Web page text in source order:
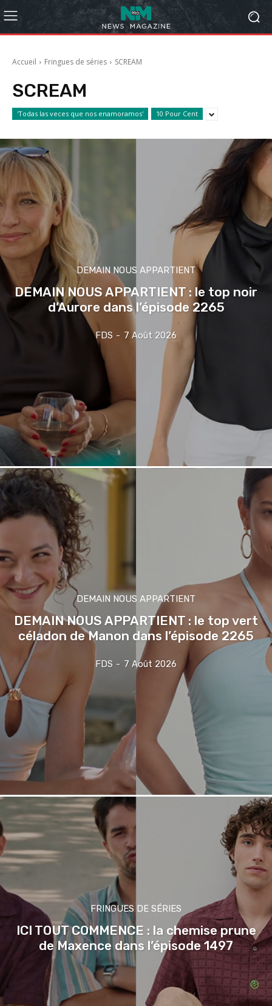
Accueil Fringues de séries SCREAM
SCREAM
'Todas las veces que nos enamoramos' 10 Pour Cent
DEMAIN NOUS APPARTIENT
DEMAIN NOUS APPARTIENT : le top noir
d’Aurore dans l’épisode 2265
FDS - 7 Août 2026
DEMAIN NOUS APPARTIENT
DEMAIN NOUS APPARTIENT : le top vert
céladon de Manon dans l’épisode 2265
FDS - 7 Août 2026
FRINGUES DE SÉRIES
ICI TOUT COMMENCE : la chemise prune
de Maxence dans l’épisode 1497